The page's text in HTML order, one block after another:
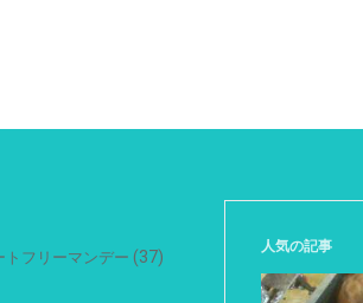
トフリーマンデー (37)
人気の記事